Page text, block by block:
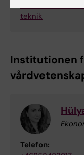
teknik
Institutionen
Telefon: